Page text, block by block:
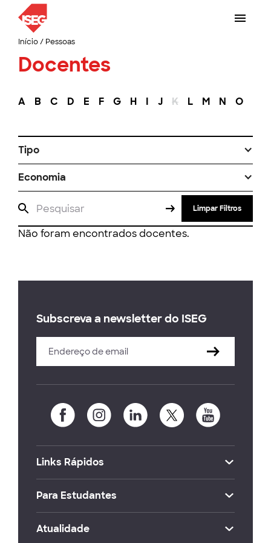
Início/ Pessoas
Docentes
A B C D E F G H I J K L M N O
Tipo
Economia
Limpar Filtros
Não foram encontrados docentes.
Subscreva a newsletter do ISEG
Links Rápidos
Para Estudantes
Atualidade